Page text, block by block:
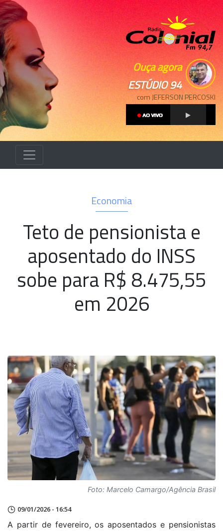
Ouça agora
ESTÚDIO 94
com JEFERSON PERCOSKI
Economia
Teto de pensionista e
aposentado do INSS
sobe para R$ 8.475,55
em 2026
Foto: Marcelo Camargo/Agência Brasil
09/01/2026 - 16:54
A partir de fevereiro, os aposentados e pensionistas